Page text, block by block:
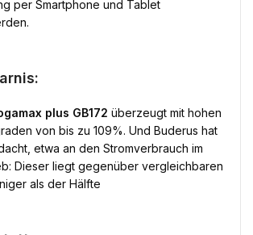
per Smartphone und Tablet
plus GB172 überzeugt mit hohen
von bis zu 109%. Und Buderus hat
etwa an den Stromverbrauch im
Dieser liegt gegenüber vergleichbaren
als der Hälfte